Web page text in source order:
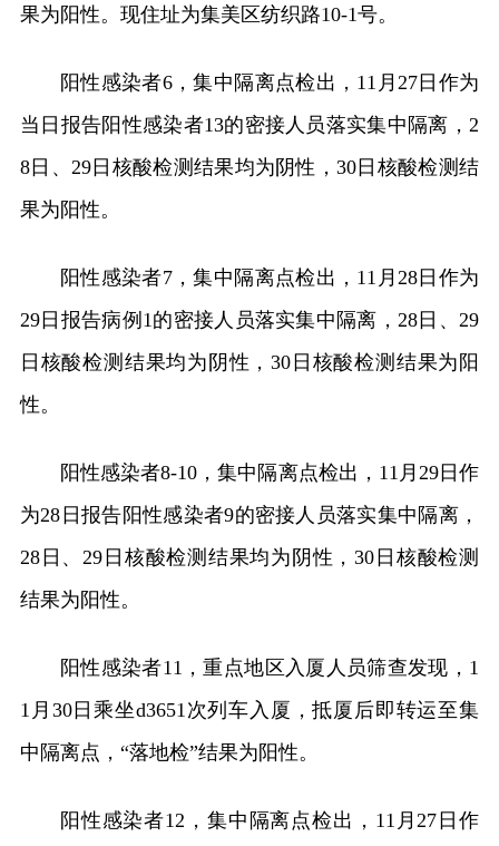
果为阳性。现住址为集美区纺织路10-1号。
阳性感染者6，集中隔离点检出，11月27日作为
当日报告阳性感染者13的密接人员落实集中隔离，2
8日、29日核酸检测结果均为阴性，30日核酸检测结
果为阳性。
阳性感染者7，集中隔离点检出，11月28日作为
29日报告病例1的密接人员落实集中隔离，28日、29
日核酸检测结果均为阴性，30日核酸检测结果为阳
性。
阳性感染者8-10，集中隔离点检出，11月29日作
为28日报告阳性感染者9的密接人员落实集中隔离，
28日、29日核酸检测结果均为阴性，30日核酸检测
结果为阳性。
阳性感染者11，重点地区入厦人员筛查发现，1
1月30日乘坐d3651次列车入厦，抵厦后即转运至集
中隔离点，“落地检”结果为阳性。
阳性感染者12，集中隔离点检出，11月27日作